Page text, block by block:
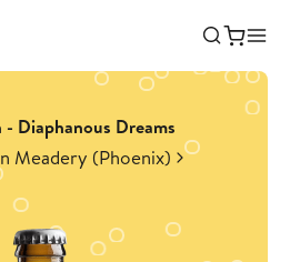
Diaphanous Dreams
Meadery (Phoenix)